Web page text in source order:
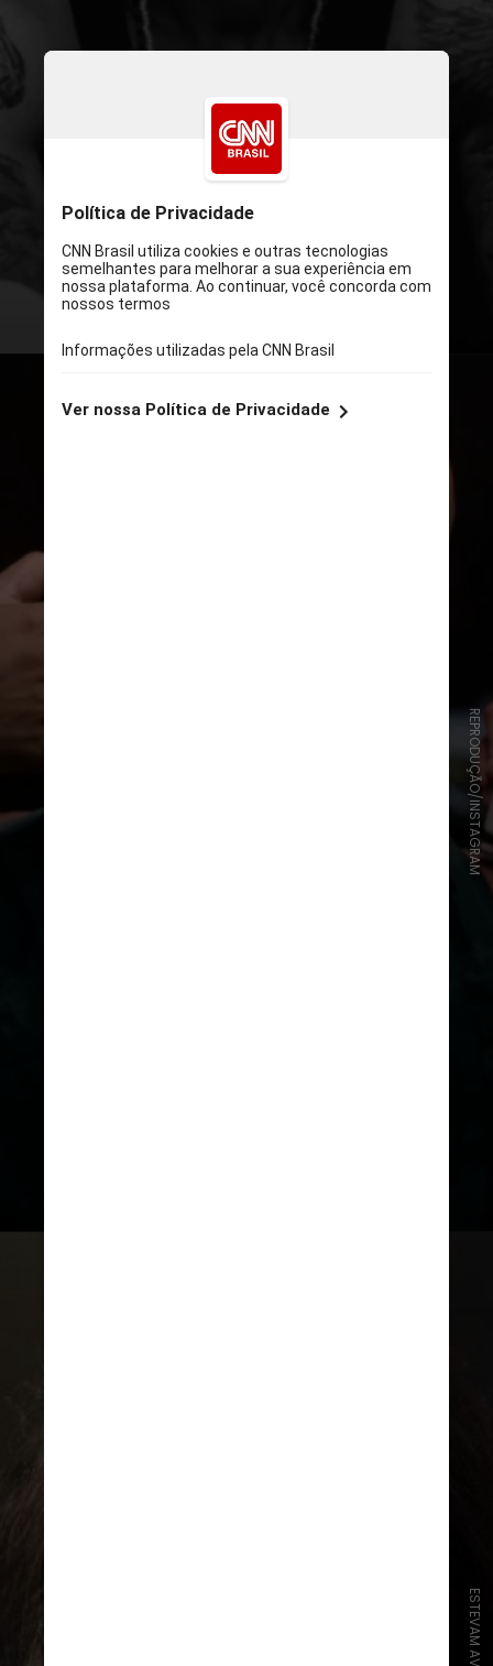
Além de aparecer com o cabelo
raspado, o ator também surgiu
14kg mais magro
REPRODUÇÃO/INSTAGRAM